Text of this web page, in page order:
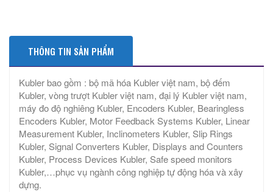
THÔNG TIN SẢN PHẨM
Kubler bao gồm : bộ mã hóa Kubler việt nam, bộ đếm
Kubler, vòng trượt Kubler việt nam, đại lý Kubler việt nam,
máy đo độ nghiêng Kubler, Encoders Kubler, Bearingless
Encoders Kubler, Motor Feedback Systems Kubler, Linear
Measurement Kubler, Inclinometers Kubler, Slip Rings
Kubler, Signal Converters Kubler, Displays and Counters
Kubler, Process Devices Kubler, Safe speed monitors
Kubler,…phục vụ ngành công nghiệp tự động hóa và xây
dựng.